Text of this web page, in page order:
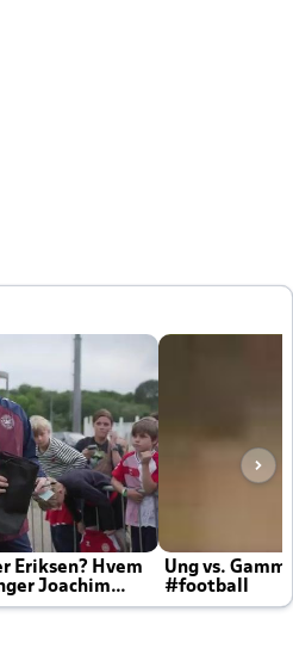
Eriksen? Hvem
Joachim
Ung vs.
#football